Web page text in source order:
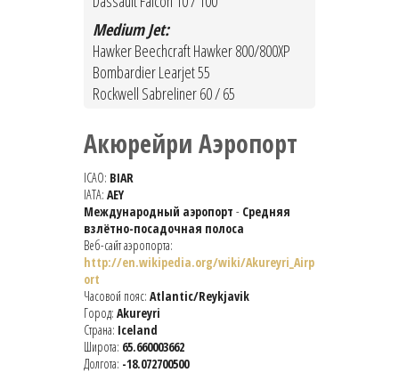
Medium Jet:
Hawker Beechcraft Hawker 800/800XP
Bombardier Learjet 55
Rockwell Sabreliner 60 / 65
Акюрейри Аэропорт
ICAO: BIAR
IATA: AEY
Международный аэропорт - Средняя
взлётно-посадочная полоса
Веб-сайт аэропорта:
http://en.wikipedia.org/wiki/Akureyri_Airp
ort
Часовой пояс: Atlantic/Reykjavik
Город: Akureyri
Страна: Iceland
Широта: 65.660003662
Долгота: -18.072700500